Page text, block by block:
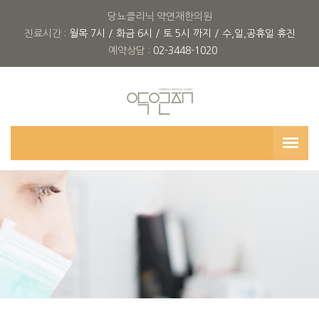
당뇨클리닉 약연재한의원
진료시간 : 월목 7시 / 화금 6시 / 토 5시 까지 / 수,일,공휴일 휴진
예약상담 : 02-3448-1020